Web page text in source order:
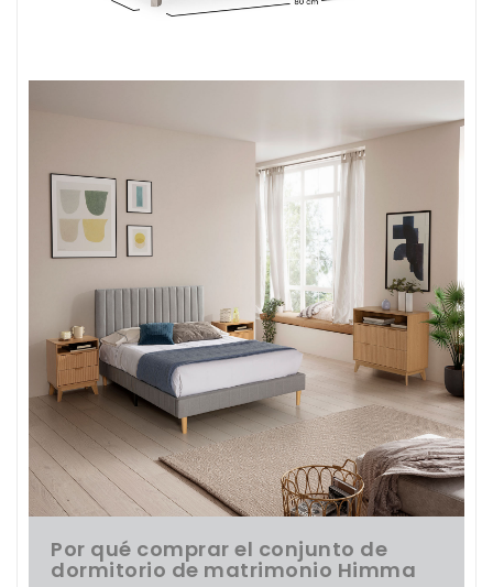
Por qué comprar el conjunto de
dormitorio de matrimonio Himma